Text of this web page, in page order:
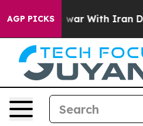
AGP PICKS
As war With Iran Drove oil